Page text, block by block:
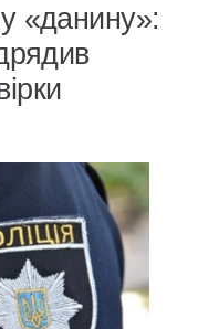
«данину»: